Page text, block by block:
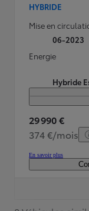
HYBRIDE
Mise en
06-2023
Energie
Hybride
29 990 €
374 €/mois
En savoir plus